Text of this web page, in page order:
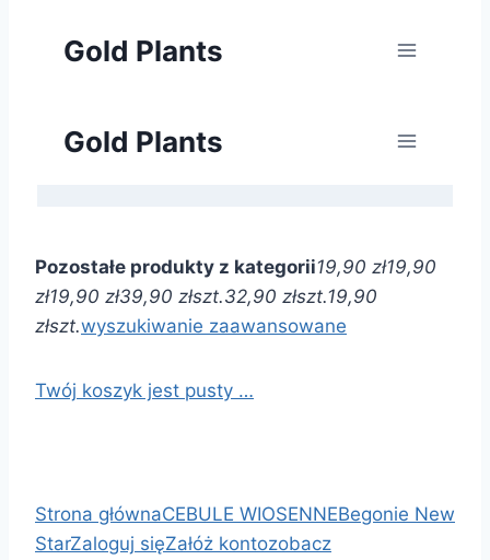
Pozostałe produkty z kategorii19,90 zł19,90
zł19,90 zł39,90 złszt.32,90 złszt.19,90
złszt.wyszukiwanie zaawansowane
Twój koszyk jest pusty …
Strona głównaCEBULE WIOSENNEBegonie New
StarZaloguj sięZałóż kontozobacz